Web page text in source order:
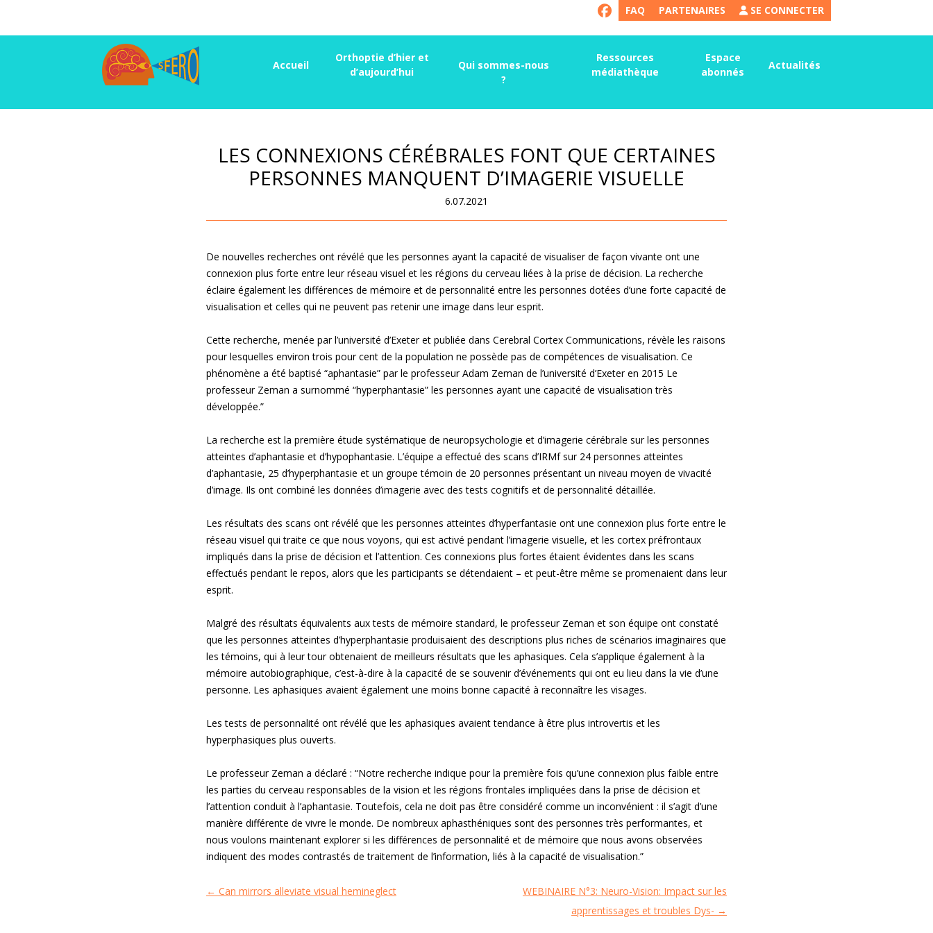
SE CONNECTER
PARTENAIRES
FAQ
Accueil
Orthoptie d’hier et
d’aujourd’hui
Qui sommes-nous
?
Ressources
médiathèque
Espace
abonnés
Actualités
LES CONNEXIONS CÉRÉBRALES FONT QUE CERTAINES
PERSONNES MANQUENT D’IMAGERIE VISUELLE
6.07.2021
De nouvelles recherches ont révélé que les personnes ayant la capacité de visualiser de façon vivante ont une
connexion plus forte entre leur réseau visuel et les régions du cerveau liées à la prise de décision. La recherche
éclaire également les différences de mémoire et de personnalité entre les personnes dotées d’une forte capacité de
visualisation et celles qui ne peuvent pas retenir une image dans leur esprit.
Cette recherche, menée par l’université d’Exeter et publiée dans Cerebral Cortex Communications, révèle les raisons
pour lesquelles environ trois pour cent de la population ne possède pas de compétences de visualisation. Ce
phénomène a été baptisé “aphantasie” par le professeur Adam Zeman de l’université d’Exeter en 2015 Le
professeur Zeman a surnommé “hyperphantasie” les personnes ayant une capacité de visualisation très
développée.”
La recherche est la première étude systématique de neuropsychologie et d’imagerie cérébrale sur les personnes
atteintes d’aphantasie et d’hypophantasie. L’équipe a effectué des scans d’IRMf sur 24 personnes atteintes
d’aphantasie, 25 d’hyperphantasie et un groupe témoin de 20 personnes présentant un niveau moyen de vivacité
d’image. Ils ont combiné les données d’imagerie avec des tests cognitifs et de personnalité détaillée.
Les résultats des scans ont révélé que les personnes atteintes d’hyperfantasie ont une connexion plus forte entre le
réseau visuel qui traite ce que nous voyons, qui est activé pendant l’imagerie visuelle, et les cortex préfrontaux
impliqués dans la prise de décision et l’attention. Ces connexions plus fortes étaient évidentes dans les scans
effectués pendant le repos, alors que les participants se détendaient – et peut-être même se promenaient dans leur
esprit.
Malgré des résultats équivalents aux tests de mémoire standard, le professeur Zeman et son équipe ont constaté
que les personnes atteintes d’hyperphantasie produisaient des descriptions plus riches de scénarios imaginaires que
les témoins, qui à leur tour obtenaient de meilleurs résultats que les aphasiques. Cela s’applique également à la
mémoire autobiographique, c’est-à-dire à la capacité de se souvenir d’événements qui ont eu lieu dans la vie d’une
personne. Les aphasiques avaient également une moins bonne capacité à reconnaître les visages.
Les tests de personnalité ont révélé que les aphasiques avaient tendance à être plus introvertis et les
hyperphasiques plus ouverts.
Le professeur Zeman a déclaré : “Notre recherche indique pour la première fois qu’une connexion plus faible entre
les parties du cerveau responsables de la vision et les régions frontales impliquées dans la prise de décision et
l’attention conduit à l’aphantasie. Toutefois, cela ne doit pas être considéré comme un inconvénient : il s’agit d’une
manière différente de vivre le monde. De nombreux aphasthéniques sont des personnes très performantes, et
nous voulons maintenant explorer si les différences de personnalité et de mémoire que nous avons observées
indiquent des modes contrastés de traitement de l’information, liés à la capacité de visualisation.”
Navigation
← Can mirrors alleviate visual hemineglect
WEBINAIRE N°3: Neuro-Vision: Impact sur les
apprentissages et troubles Dys- →